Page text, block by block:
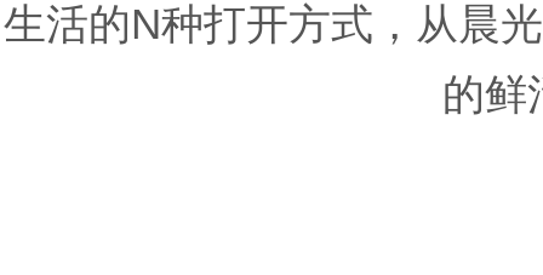
生活的N种打开方式，从晨
的鲜